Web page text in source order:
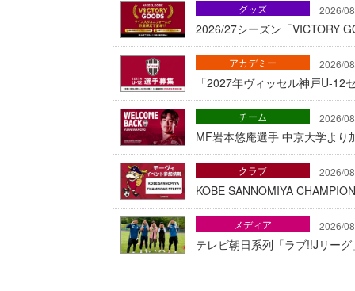
2026/
2026/27シーズン「VICTORY
グッズ
2026/
「2027年ヴィッセル神戸U-12
アカデミー
2026/
MF岩本悠庵選手 中京大学よ
チーム
2026/
KOBE SANNOMIYA
クラブ
2026/
テレビ朝日系列「ラブ!!Jリー
メディア